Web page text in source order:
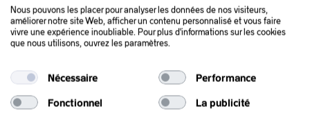
QUE SE PASSE-T-IL
DANS LE MONDE :
Les cours du pétrole ont avancé lundi dans un marché attentif
aux derniers développements géopolitiques, dont les tensions
croissantes entre les Etats-Unis et le Venezuela.
Nous pouvons les placer pour analyser les données de nos visiteurs,
améliorer notre site Web, afficher un contenu personnalisé et vous faire
vivre une expérience inoubliable. Pour plus d'informations sur les cookies
que nous utilisons, ouvrez les paramètres.
Nécessaire Performance
Fonctionnel La publicité